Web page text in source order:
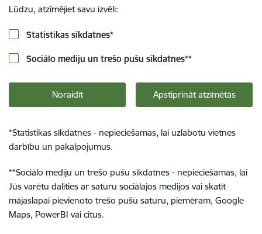
Lūdzu, atzīmējiet savu izvēli:
Statistikas sīkdatnes*
Sociālo mediju un trešo pušu sīkdatnes**
Noraidīt Apstiprināt atzīmētās
*Statistikas sīkdatnes - nepieciešamas, lai uzlabotu vietnes
darbību un pakalpojumus.
**Sociālo mediju un trešo pušu sīkdatnes - nepieciešamas, lai
Jūs varētu dalīties ar saturu sociālajos medijos vai skatīt
mājaslapai pievienoto trešo pušu saturu, piemēram, Google
Maps, PowerBI vai citus.